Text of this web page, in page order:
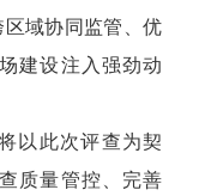
域协同监管、优
建设注入强劲动
以此次评查为契
质量管控、完善